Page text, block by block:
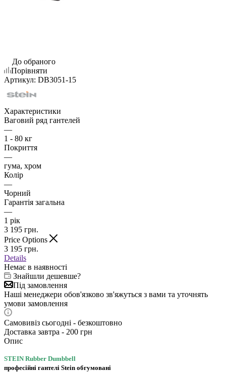
До обраного
Порівняти
Артикул: DB3051-15
Характеристики
Ваговий ряд гантелей
—
1 - 80 кг
Покриття
—
гума, хром
Колір
—
Чорний
Гарантія загальна
—
1 рік
3 195 грн.
Price Options
3 195 грн.
Details
Немає в наявності
Знайшли дешевше?
Під замовлення
Наші менеджери обов'язково зв'яжуться з вами та уточнять
умови замовлення
Самовивіз сьогодні - безкоштовно
Доставка завтра - 200 грн
Опис
STEIN Rubber Dumbbell
професійні гантелі Stein обгумовані